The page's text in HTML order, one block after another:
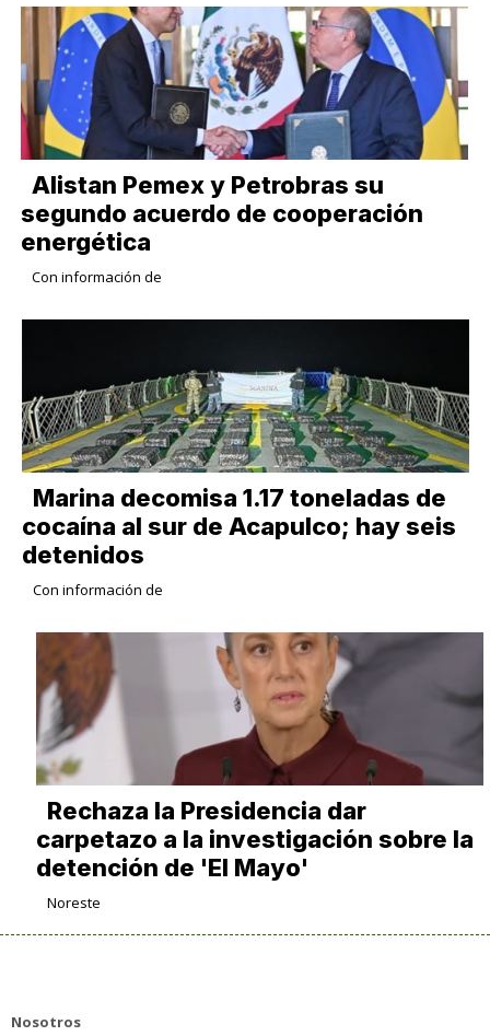
Alistan Pemex y Petrobras su
segundo acuerdo de cooperación
energética
Con información de
Marina decomisa 1.17 toneladas de
cocaína al sur de Acapulco; hay seis
detenidos
Con información de
Rechaza la Presidencia dar
carpetazo a la investigación sobre la
detención de 'El Mayo'
Noreste
Nosotros